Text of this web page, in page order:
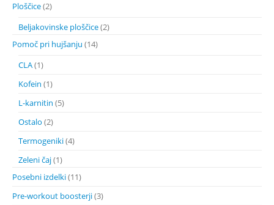
Ploščice(2)
Beljakovinske ploščice(2)
Pomoč pri hujšanju (14)
CLA(1)
Kofein (1)
L-karnitin (5)
Ostalo (2)
Termogeniki(4)
Zeleni čaj(1)
Posebni izdelki(11)
Pre-workout boosterji(3)